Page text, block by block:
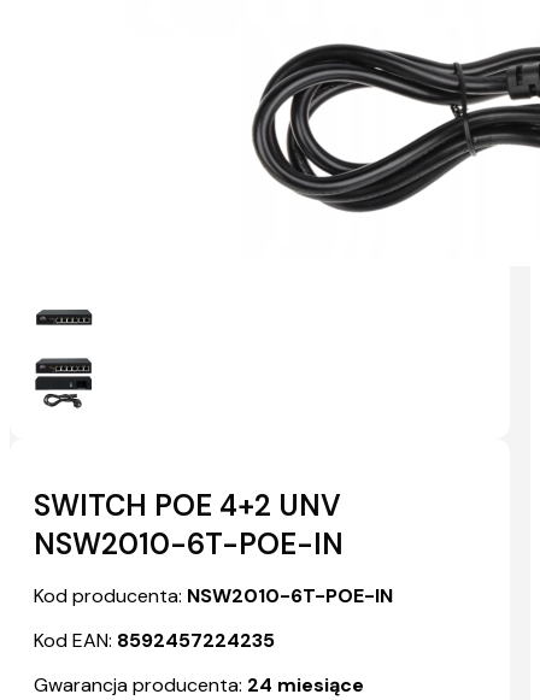
SWITCH POE 4+2 UNV
NSW2010-6T-POE-IN
Kod producenta: NSW2010-6T-POE-IN
Kod EAN: 8592457224235
Gwarancja producenta: 24 miesiące